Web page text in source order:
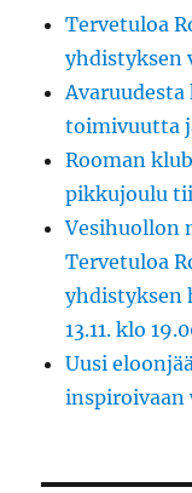
Tervetuloa
yhdistyksen
toimivuutta
Rooman
pikkujoulu
Vesihuollon
Tervetuloa
yhdistyksen
13.11. klo
Uusi
inspiroivaan